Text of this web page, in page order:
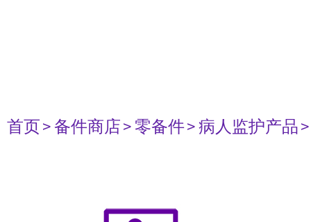
首页> 备件商店> 零备件> 病人监护产品